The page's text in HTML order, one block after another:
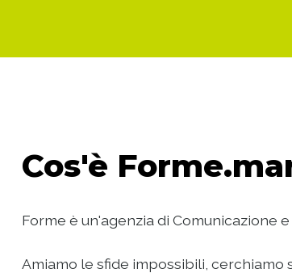
Cos'è
Forme è un'agenzia di Comunicazione
Amiamo le sfide impossibili,